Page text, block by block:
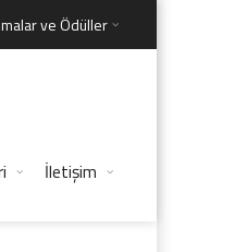
ve Ödüller
İletişim